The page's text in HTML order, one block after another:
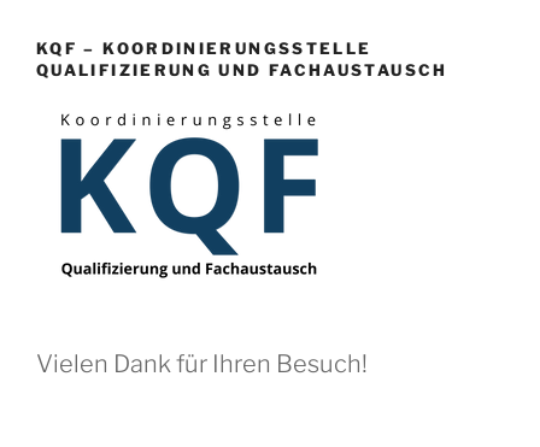
KQF – KOORDINIERUNGSSTELLE
QUALIFIZIERUNG UND FACHAUSTAUSCH
Vielen Dank für Ihren Besuch!